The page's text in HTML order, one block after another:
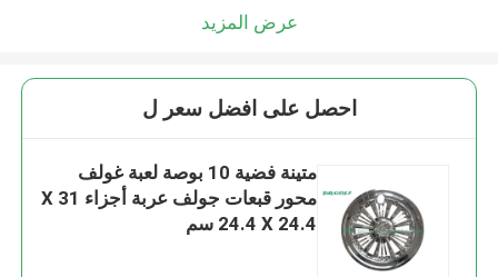
عرض المزيد
احصل على افضل سعر ل
متينة فضية 10 بوصة لعبة غولف
محور قبعات جولف عربة أجزاء 31 X
24.4 X 24.4 سم